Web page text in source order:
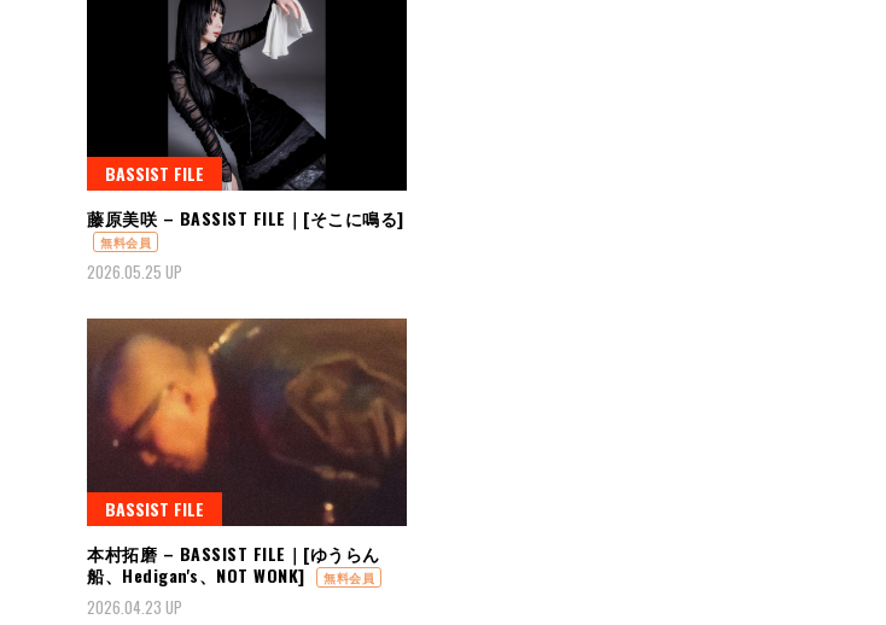
BASSIST FILE
藤原美咲 – BASSIST FILE｜[そこに鳴る]
無料会員
2026.05.25 UP
BASSIST FILE
本村拓磨 – BASSIST FILE｜[ゆうらん
船、Hedigan's、NOT WONK]
無料会員
2026.04.23 UP